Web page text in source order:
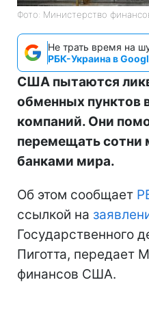
Фото: Министерство
Не трать время на
РБК-Украина в
США пытаются
обменных пунктов
компаний. Они
перемещать сотни
банками мира.
Об этом сообщает
ссылкой на
Государственного
Пиготта, передает
финансов США.